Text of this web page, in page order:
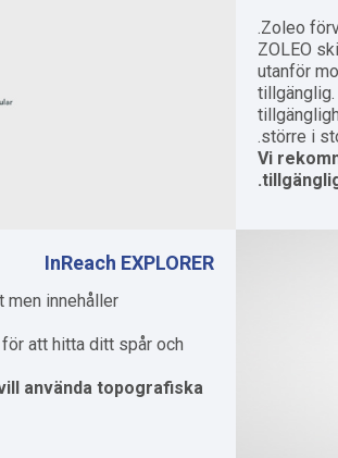
Zoleo
ZOLEO
utanför
större i
Vi
InReach EXPLORER
men innehåller
för att hitta ditt spår och
använda topografiska